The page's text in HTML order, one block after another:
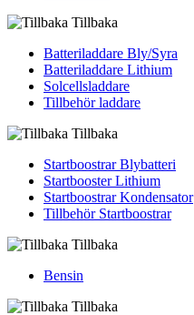
Tillbaka
Batteriladdare Bly/Syra
Batteriladdare Lithium
Solcellsladdare
Tillbehör laddare
Tillbaka
Startboostrar Blybatteri
Startbooster Lithium
Startboostrar Kondensator
Tillbehör Startboostrar
Tillbaka
Bensin
Tillbaka